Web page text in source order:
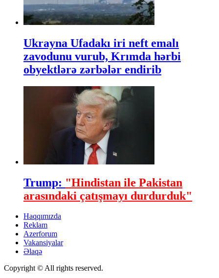
Ukrayna Ufadakı iri neft emalı
zavodunu vurub, Krımda hərbi
obyektlərə zərbələr endirib
Trump: "Hindistan ile Pakistan
arasındaki çatışmayı durdurduk"
Haqqımızda
Reklam
Azerforum
Vakansiyalar
Əlaqə
Copyright © All rights reserved.